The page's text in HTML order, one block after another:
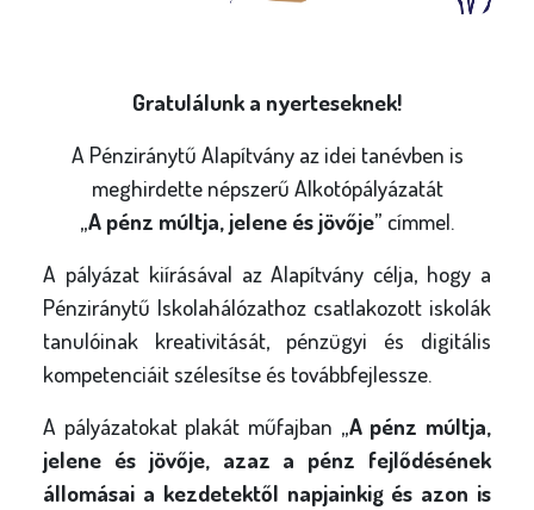
Gratulálunk a nyerteseknek!
A Pénziránytű Alapítvány az idei tanévben is
meghirdette népszerű Alkotópályázatát
„A pénz múltja, jelene és jövője” címmel.
A pályázat kiírásával az Alapítvány célja, hogy a
Pénziránytű Iskolahálózathoz csatlakozott iskolák
tanulóinak kreativitását, pénzügyi és digitális
kompetenciáit szélesítse és továbbfejlessze.
A pályázatokat plakát műfajban „A pénz múltja,
jelene és jövője, azaz a pénz fejlődésének
állomásai a kezdetektől napjainkig és azon is